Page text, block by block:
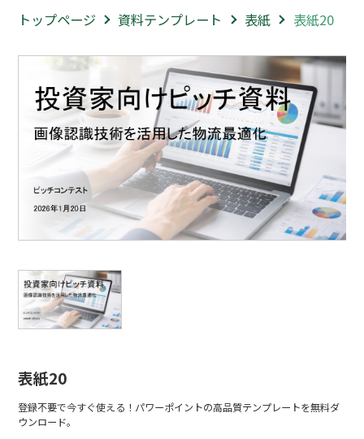
トップページ 資料テンプレート 表紙 表紙20
表紙20
登録不要で今すぐ使える！パワーポイントの高品質テンプレートを無料ダ
ウンロード。